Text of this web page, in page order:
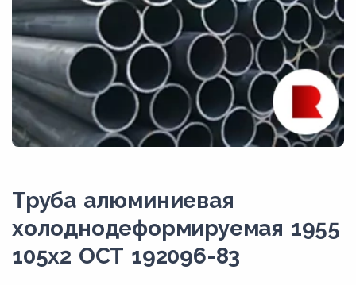
Труба алюминиевая
холоднодеформируемая 1955
105x2 ОСТ 192096-83